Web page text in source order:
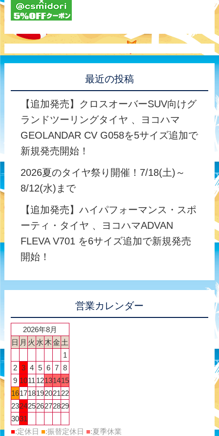
最近の投稿
【追加発売】クロスオーバーSUV向けグ
ランドツーリングタイヤ 、ヨコハマ
GEOLANDAR CV G058を5サイズ追加で
新規発売開始！
2026夏のタイヤ祭り開催！7/18(土)～
8/12(水)まで
【追加発売】ハイパフォーマンス・スポ
ーティ・タイヤ 、ヨコハマADVAN
FLEVA V701 を6サイズ追加で新規発売
開始！
営業カレンダー
2026年8月
日 月 火 水 木金 土
1
2 3 4 5 6 7 8
9 1011 12131415
16171819202122
23242526272829
3031
■:定休日 ■:振替定休日 ■:夏季休業